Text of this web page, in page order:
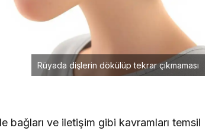
Rüyada dişlerin dökülüp tekrar çıkmaması
bağları ve iletişim gibi kavramları temsil